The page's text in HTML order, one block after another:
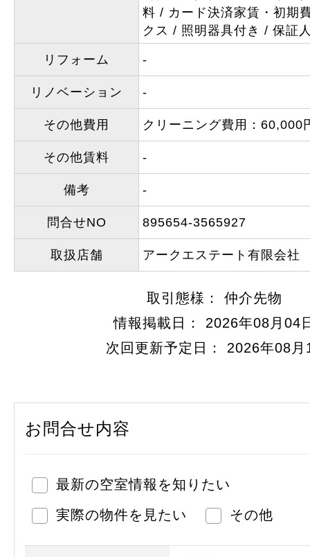
料
カード決済家賃・初期
クス
照明器具付き 保証
リフォーム -
リノベーション -
その他費用 クリーニング費用：60,000
その他賃料 -
備考 -
問合せNO 895654-3565927
取扱店舗 アークエステート有限会社
取引態様： 仲介先物
情報掲載日： 2026年08月04
次回更新予定日： 2026年08月
お問合せ内容
最新の空室情報を知りたい
実際の物件を見たい
その他